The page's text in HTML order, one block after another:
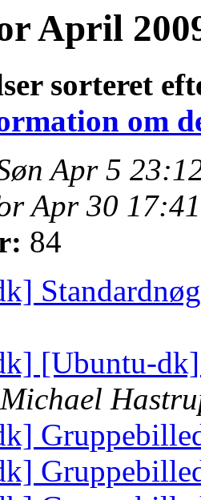
April
sorteret
om
Apr 5
Apr 30
84
[Ubuntu-
Michael